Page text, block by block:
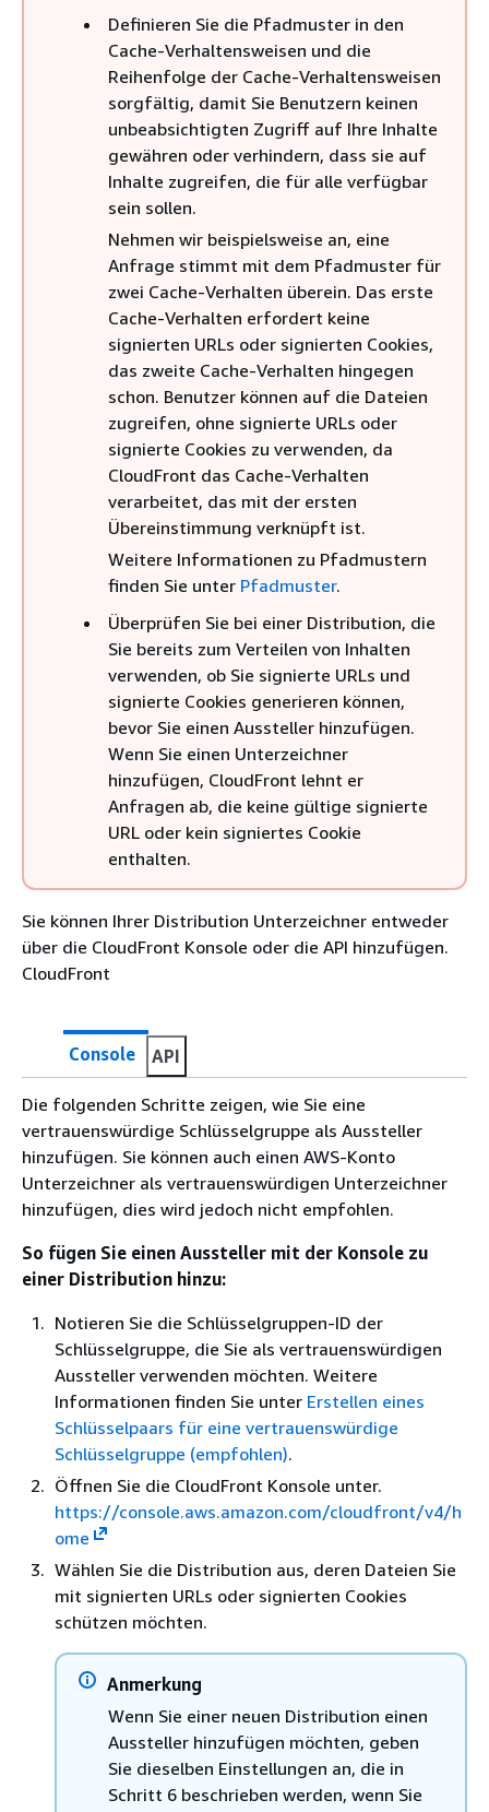
Definieren Sie die Pfadmuster in den
Cache-Verhaltensweisen und die
Reihenfolge der Cache-Verhaltensweisen
sorgfältig, damit Sie Benutzern keinen
unbeabsichtigten Zugriff auf Ihre Inhalte
gewähren oder verhindern, dass sie auf
Inhalte zugreifen, die für alle verfügbar
sein sollen.
Nehmen wir beispielsweise an, eine
Anfrage stimmt mit dem Pfadmuster für
zwei Cache-Verhalten überein. Das erste
Cache-Verhalten erfordert keine
signierten URLs oder signierten Cookies,
das zweite Cache-Verhalten hingegen
schon. Benutzer können auf die Dateien
zugreifen, ohne signierte URLs oder
signierte Cookies zu verwenden, da
CloudFront das Cache-Verhalten
verarbeitet, das mit der ersten
Übereinstimmung verknüpft ist.
Weitere Informationen zu Pfadmustern
finden Sie unter Pfadmuster.
Überprüfen Sie bei einer Distribution, die
Sie bereits zum Verteilen von Inhalten
verwenden, ob Sie signierte URLs und
signierte Cookies generieren können,
bevor Sie einen Aussteller hinzufügen.
Wenn Sie einen Unterzeichner
hinzufügen, CloudFront lehnt er
Anfragen ab, die keine gültige signierte
URL oder kein signiertes Cookie
enthalten.
Sie können Ihrer Distribution Unterzeichner entweder
über die CloudFront Konsole oder die API hinzufügen.
CloudFront
Console API
Die folgenden Schritte zeigen, wie Sie eine
vertrauenswürdige Schlüsselgruppe als Aussteller
hinzufügen. Sie können auch einen AWS-Konto
Unterzeichner als vertrauenswürdigen Unterzeichner
hinzufügen, dies wird jedoch nicht empfohlen.
So fügen Sie einen Aussteller mit der Konsole zu
einer Distribution hinzu:
Notieren Sie die Schlüsselgruppen-ID der
Schlüsselgruppe, die Sie als vertrauenswürdigen
Aussteller verwenden möchten. Weitere
Informationen finden Sie unter Erstellen eines
Schlüsselpaars für eine vertrauenswürdige
Schlüsselgruppe (empfohlen).
Öffnen Sie die CloudFront Konsole unter.
https://console.aws.amazon.com/cloudfront/v4/h
ome
Wählen Sie die Distribution aus, deren Dateien Sie
mit signierten URLs oder signierten Cookies
schützen möchten.
Anmerkung
Wenn Sie einer neuen Distribution einen
Aussteller hinzufügen möchten, geben
Sie dieselben Einstellungen an, die in
Schritt 6 beschrieben werden, wenn Sie